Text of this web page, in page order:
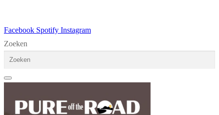
Facebook Spotify Instagram
Zoeken